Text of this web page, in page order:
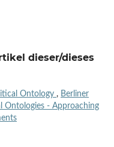
dieser/dieses
Ontology , Berliner
Ontologies - Approaching